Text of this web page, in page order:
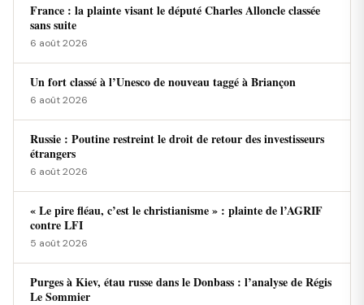
France : la plainte visant le député Charles Alloncle classée
sans suite
6 août 2026
Un fort classé à l’Unesco de nouveau taggé à Briançon
6 août 2026
Russie : Poutine restreint le droit de retour des investisseurs
étrangers
6 août 2026
« Le pire fléau, c’est le christianisme » : plainte de l’AGRIF
contre LFI
5 août 2026
Purges à Kiev, étau russe dans le Donbass : l’analyse de Régis
Le Sommier